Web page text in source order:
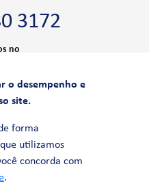
3172
no
o desempenho e
site.
forma
utilizamos
concorda com
.